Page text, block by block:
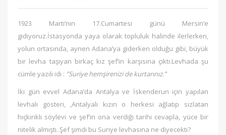
1923 Martı’nın 17.Cumartesi günü Mersin’e
gidiyoruz.İstasyonda yaya olarak topluluk halinde ilerlerken,
yolun ortasında, aynen Adana’ya giderken olduğu gibi, büyük
bir levha taşıyan birkaç kız şef’in karşısına çıktı.Levhada şu
cümle yazılı idi : ”Suriye hemşirenizi de kurtarınız.”
İki gün evvel Adana’da Antalya ve İskenderun için yapılan
levhalı gösteri, ,Antalyalı kızın o herkesi ağlatıp sızlatan
hıçkırıklı söylevi ve şef’in ona verdiği tarihi cevapla, yüce bir
nitelik almıştı..Şef şimdi bu Suriye levhasına ne diyecekti?